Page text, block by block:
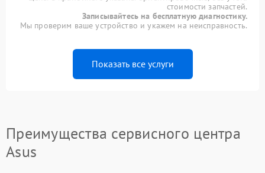
стоимости запчастей.
Записывайтесь на бесплатную диагностику.
Мы проверим ваше устройство и укажем на неисправность.
Показать все услуги
Преимущества сервисного центра
Asus